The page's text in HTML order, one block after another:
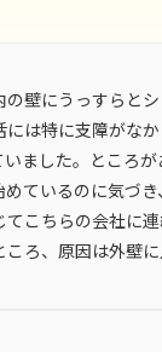
。工事には10年
ドローン調査・出
時、LINE・メー
つけます。大阪府
賀県など全国14
の壁にうっすらと
は特に支障がな
ました。ところ
ているのに気づ
てこちらの会社に
ろ、原因は外壁